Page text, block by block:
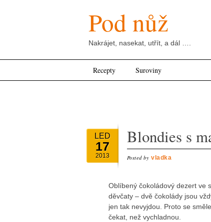
Pod nůž
Nakrájet, nasekat, utřít, a dál ….
Recepty Suroviny
LED
17
2013
Blondies s
Posted byvladka
Oblíbený čokoládový dezert ve
děvčaty – dvě čokolády jsou
jen tak nevyjdou. Proto se
čekat, než vychladnou.